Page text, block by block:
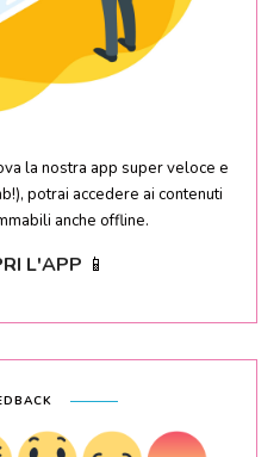
la nostra app super veloce e
potrai accedere ai contenuti
anche offline.
L'APP 📱